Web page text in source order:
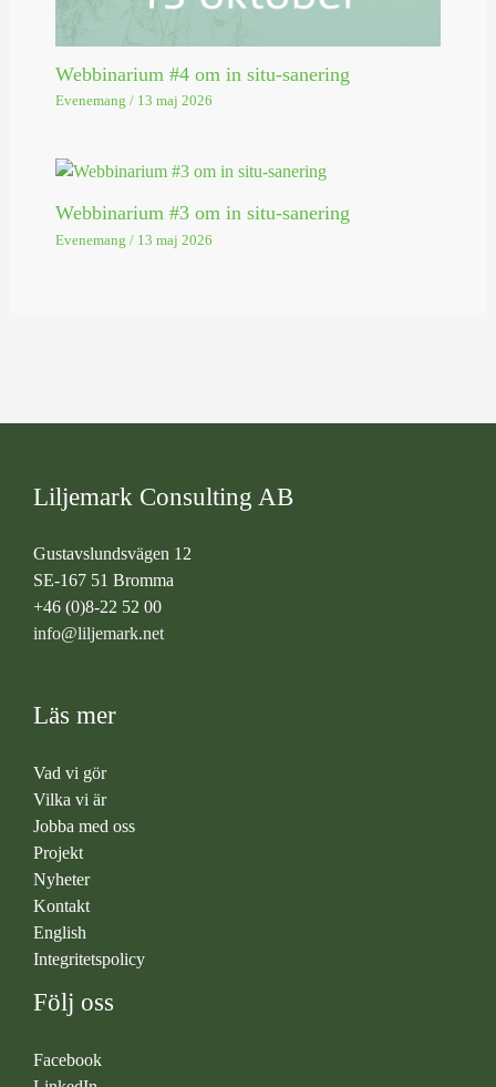
Webbinarium #4 om in situ-sanering
Evenemang / 13 maj 2026
Webbinarium #3 om in situ-sanering
Evenemang / 13 maj 2026
Liljemark Consulting AB
Gustavslundsvägen 12
SE-167 51 Bromma
+46 (0)8-22 52 00
info@liljemark.net
Läs mer
Vad vi gör
Vilka vi är
Jobba med oss
Projekt
Nyheter
Kontakt
English
Integritetspolicy
Följ oss
Facebook